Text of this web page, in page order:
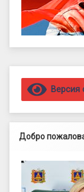
Правый
Версия
Добро